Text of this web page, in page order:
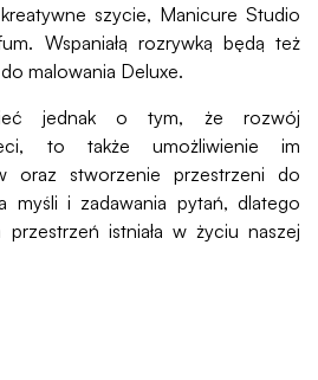
szycie, Manicure Studio
Wspaniałą rozrywką będą też
malowania Deluxe.
jednak o tym, że rozwój
to także umożliwienie im
oraz stworzenie przestrzeni do
myśli i zadawania pytań, dlatego
istniała w życiu naszej